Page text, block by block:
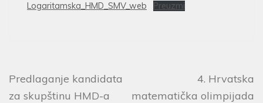
Logaritamska_HMD_SMV_web Preuzmi
Predlaganje kandidata
za skupštinu HMD-a
4. Hrvatska
matematička olimpijada